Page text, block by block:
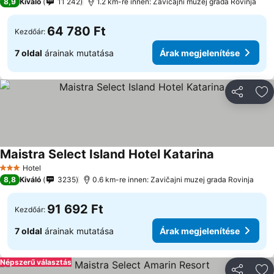
Kezdőár: 64 780 Ft
7 oldal árainak mutatása Árak megjelenítése
3 Kategória
Hotel
Maistra Select Island Hotel Katarina
8,8 Kiváló 3235 0.6 km-re innen: Zavičajni muzej grada Rovinja
Kezdőár: 91 692 Ft
7 oldal árainak mutatása Árak megjelenítése
Népszerű választás